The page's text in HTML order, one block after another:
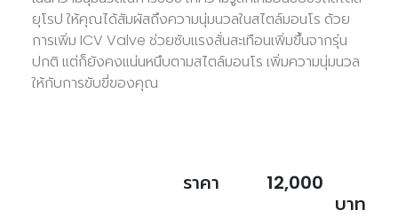
ยุโรป ให้คุณได้สัมผัสถึงความนุ่มนวลในสไตล์มอนโร ด้วย
การเพิ่ม ICV Valve ช่วยซับแรงสั่นสะเทือนเพิ่มขึ้นจากรุ่น
ปกติ แต่ก็ยังคงแน่นหนึบตามสไตล์มอนโร เพิ่มความนุ่มนวล
ให้กับการขับขี่ของคุณ
ราคา
12,000
บาท